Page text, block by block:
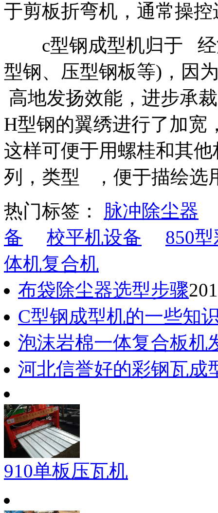
于剪板折弯机，通常操
c型钢成型机归于 经
型钢、压型钢板等)，因
高地发扬效能，进步承
H型钢的翼绣进行了加宽
这样可便于用螺桂和其
列，类型 ，便于描绘选
热门标签： 脉冲除尘器
备
校平机设备
850
体机复合机
布袋除尘器选型步骤
C型钢成型机的一些知
泡沫岩棉一体复合板机
河北信誉好的彩钢瓦成
910单板压瓦机